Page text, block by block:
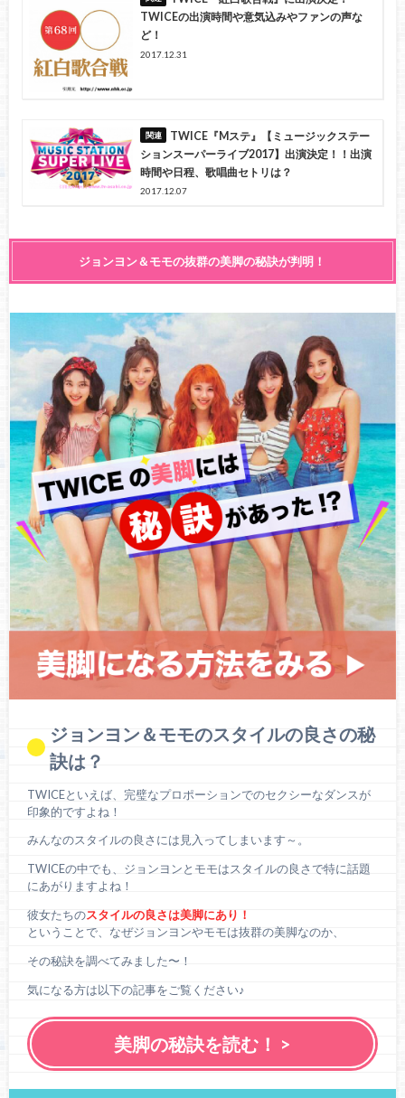
TWICEの出演時間や意気込みやファンの声な
ど！
2017.12.31
TWICE『Mステ』【ミュージックステー
ションスーパーライブ2017】出演決定！！出演
時間や日程、歌唱曲セトリは？
2017.12.07
ジョンヨン＆モモの抜群の美脚の秘訣が判明！
ジョンヨン＆モモのスタイルの良さの秘
訣は？
TWICEといえば、完璧なプロポーションでのセクシーなダンスが
印象的ですよね！
みんなのスタイルの良さには見入ってしまいます～。
TWICEの中でも、ジョンヨンとモモはスタイルの良さで特に話題
にあがりますよね！
彼女たちのスタイルの良さは美脚にあり！
ということで、なぜジョンヨンやモモは抜群の美脚なのか、
その秘訣を調べてみました〜！
気になる方は以下の記事をご覧ください♪
美脚の秘訣を読む！ >